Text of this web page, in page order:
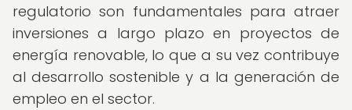
regulatorio son fundamentales para atraer
inversiones a largo plazo en proyectos de
energía renovable, lo que a su vez contribuye
al desarrollo sostenible y a la generación de
empleo en el sector.